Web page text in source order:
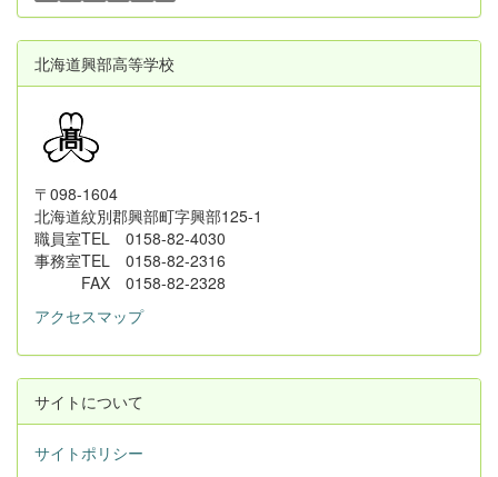
北海道興部高等学校
〒098-1604
北海道紋別郡興部町字興部125-1
職員室TEL 0158-82-4030
事務室TEL 0158-82-2316
FAX 0158-82-2328
アクセスマップ
サイトについて
サイトポリシー